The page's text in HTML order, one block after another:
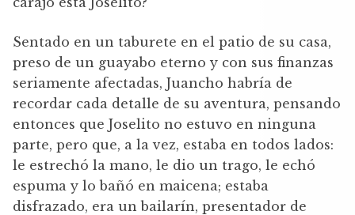
Sentado en un taburete en el patio de su casa,
preso de un guayabo eterno y con sus finanzas
seriamente afectadas, Juancho habría de
recordar cada detalle de su aventura, pensando
entonces que Joselito no estuvo en ninguna
parte, pero que, a la vez, estaba en todos lados:
le estrechó la mano, le dio un trago, le echó
espuma y lo bañó en maicena; estaba
disfrazado, era un bailarín, presentador de